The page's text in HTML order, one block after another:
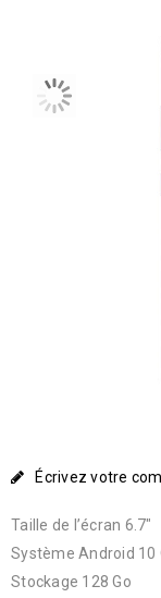
Écrivez votre
Taille de l’écran 6.7″
Système Android 10
Stockage 128 Go